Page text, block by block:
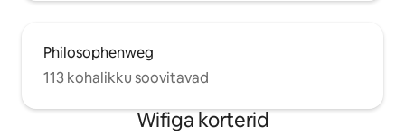
Philosophenweg
113 kohalikku soovitavad
Wifiga korterid